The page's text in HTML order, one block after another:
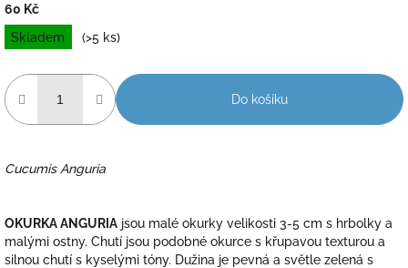
60 Kč
Měrná
cena:
Skladem (>5 ks)
Do košíku
Cucumis Anguria
OKURKA ANGURIA jsou malé okurky velikosti 3-5 cm s hrbolky a
malými ostny. Chutí jsou podobné okurce s křupavou texturou a
silnou chutí s kyselými tóny. Dužina je pevná a světle zelená s